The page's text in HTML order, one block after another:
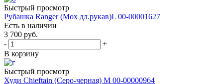
Быстрый просмотр
Рубашка Ranger (Мох дл.рукав)L 00-00001627
Есть в наличии
3 700 руб.
-
+
В корзину
Быстрый просмотр
Худи Chieftain (Серо-черная) M 00-00000964